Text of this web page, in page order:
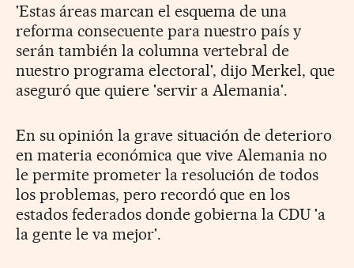
'Estas áreas marcan el esquema de una
reforma consecuente para nuestro país y
serán también la columna vertebral de
nuestro programa electoral', dijo Merkel, que
aseguró que quiere 'servir a Alemania'.
En su opinión la grave situación de deterioro
en materia económica que vive Alemania no
le permite prometer la resolución de todos
los problemas, pero recordó que en los
estados federados donde gobierna la CDU 'a
la gente le va mejor'.